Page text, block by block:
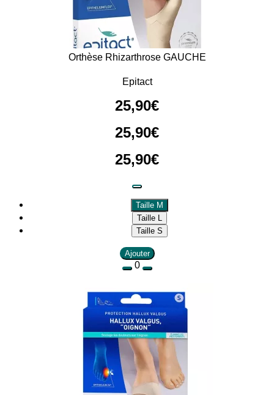
Orthèse Rhizarthrose GAUCHE
Epitact
25,90€
25,90€
25,90€
Taille M
Taille L
Taille S
Ajouter
0